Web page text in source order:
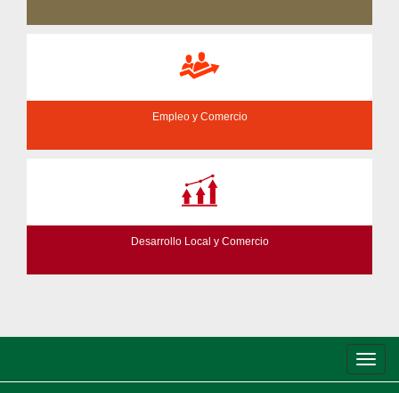
Empleo y Comercio
Desarrollo Local y Comercio
de